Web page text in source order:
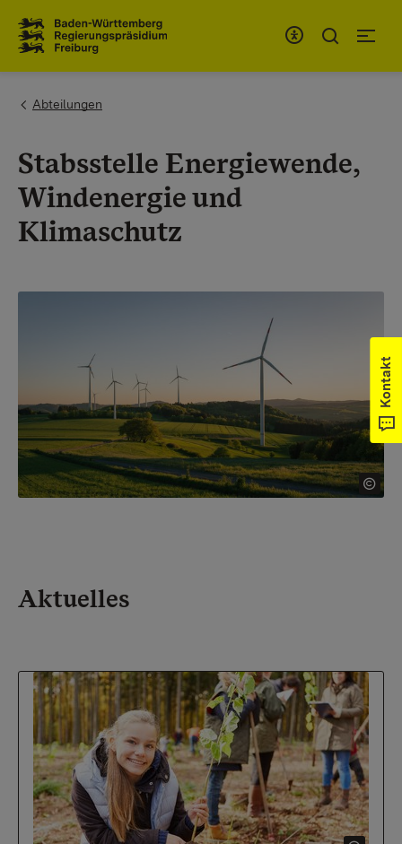
You are here:
Abteilungen
Stabsstelle Energiewende,
Windenergie und
Klimaschutz
Kontakt
Aktuelles